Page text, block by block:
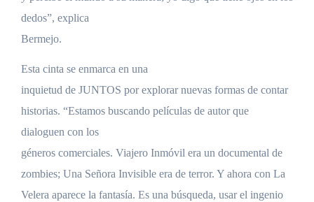
dedos”, explica
Bermejo.
Esta cinta se enmarca en una
inquietud de JUNTOS por explorar nuevas formas de contar
historias. “Estamos buscando películas de autor que
dialoguen con los
géneros comerciales. Viajero Inmóvil era un documental de
zombies; Una Señora Invisible era de terror. Y ahora con La
Velera aparece la fantasía. Es una búsqueda, usar el ingenio